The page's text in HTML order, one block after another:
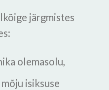
järgmistes
olemasolu,
isiksuse